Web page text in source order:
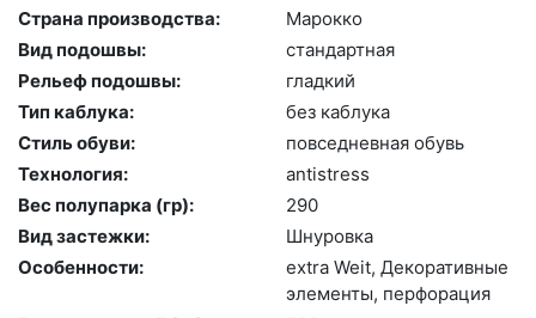
Страна производства:
Ма­рок­ко
Вид подошвы:
стан­дарт­ная
Рельеф подошвы:
глад­кий
Тип каблука:
без каб­лу­ка
Стиль обуви:
пов­седнев­ная обувь
Технология:
an­tist­ress
Вес полупарка (гр):
290
Вид застежки:
Шну­ров­ка
Особенности:
ext­ra We­it, Де­кора­тив­ные
эле­мен­ты, пер­фо­рация